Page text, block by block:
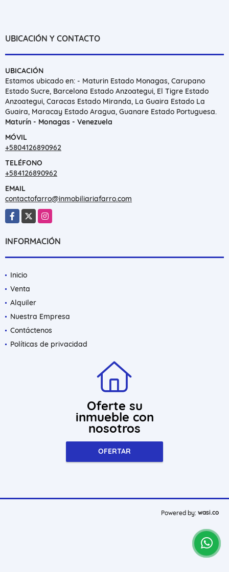
UBICACIÓN Y CONTACTO
UBICACIÓN
Estamos ubicado en: - Maturin Estado Monagas, Carupano
Estado Sucre, Barcelona Estado Anzoategui, El Tigre Estado
Anzoategui, Caracas Estado Miranda, La Guaira Estado La
Guaira, Maracay Estado Aragua, Guanare Estado Portuguesa.
Maturín - Monagas - Venezuela
MÓVIL
+5804126890962
TELÉFONO
+584126890962
EMAIL
contactofarro@inmobiliariafarro.com
Facebook
X Instagram
INFORMACIÓN
Inicio
Venta
Alquiler
Nuestra Empresa
Contáctenos
Políticas de privacidad
Oferte su
inmueble con
nosotros
OFERTAR
Powered by: wasi.co